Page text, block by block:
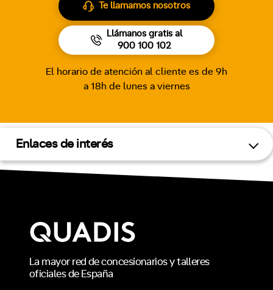
Te llamamos nosotros
Llámanos gratis al
900 100 102
El horario de atención al cliente es de 9h
a 18h de lunes a viernes
Enlaces de interés
La mayor red de concesionarios y talleres
oficiales de España